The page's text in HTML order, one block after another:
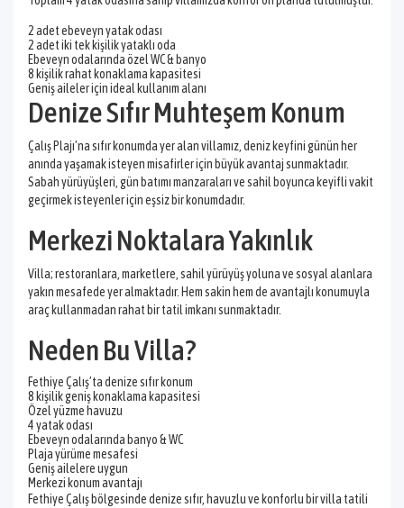
2 adet ebeveyn yatak odası
2 adet iki tek kişilik yataklı oda
Ebeveyn odalarında özel WC & banyo
8 kişilik rahat konaklama kapasitesi
Geniş aileler için ideal kullanım alanı
Denize Sıfır Muhteşem Konum
Çalış Plajı’na sıfır konumda yer alan villamız, deniz keyfini günün her
anında yaşamak isteyen misafirler için büyük avantaj sunmaktadır.
Sabah yürüyüşleri, gün batımı manzaraları ve sahil boyunca keyifli vakit
geçirmek isteyenler için eşsiz bir konumdadır.
Merkezi Noktalara Yakınlık
Villa; restoranlara, marketlere, sahil yürüyüş yoluna ve sosyal alanlara
yakın mesafede yer almaktadır. Hem sakin hem de avantajlı konumuyla
araç kullanmadan rahat bir tatil imkanı sunmaktadır.
Neden Bu Villa?
Fethiye Çalış’ta denize sıfır konum
8 kişilik geniş konaklama kapasitesi
Özel yüzme havuzu
4 yatak odası
Ebeveyn odalarında banyo & WC
Plaja yürüme mesafesi
Geniş ailelere uygun
Merkezi konum avantajı
Fethiye Çalış bölgesinde denize sıfır, havuzlu ve konforlu bir villa tatili